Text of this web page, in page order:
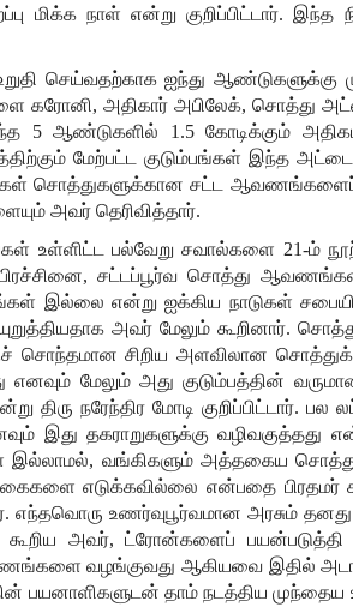
மிக்க நாள் என்று குறிப்பிட்டார்.இந்த
செய்வதற்காக ஐந்து ஆண்டுகளுக்கு
கரோனி, அதிகார் அபிலேக், சொத்து
5ஆண்டுகளில் 1.5கோடிக்கும்
மேற்பட்ட குடும்பங்கள் இந்த
சொத்துகளுக்கான சட்ட
அவர் தெரிவித்தார்.
உள்ளிட்ட பல்வேறு சவால்களை 21-ம்
பிரச்சினை, சட்டப்பூர்வ சொத்து
இல்லை என்று ஐக்கிய நாடுகள்
அவர் மேலும் கூறினார்.
சொந்தமான சிறிய அளவிலான
எனவும் மேலும் அது குடும்பத்தின்
திரு நரேந்திர மோடி குறிப்பிட்டார். பல
இது தகராறுகளுக்கு வழிவகுத்தது
இல்லாமல், வங்கிகளும் அத்தகைய
எடுக்கவில்லை என்பதை பிரதமர்
. எந்தவொரு உணர்வுபூர்வமான அரசும் தனது
கூறிய அவர்,ட்ரோன்களைப் பயன்படுத்தி
வழங்குவது ஆகியவை இதில்
பயனாளிகளுடன் தாம் நடத்திய முந்தைய